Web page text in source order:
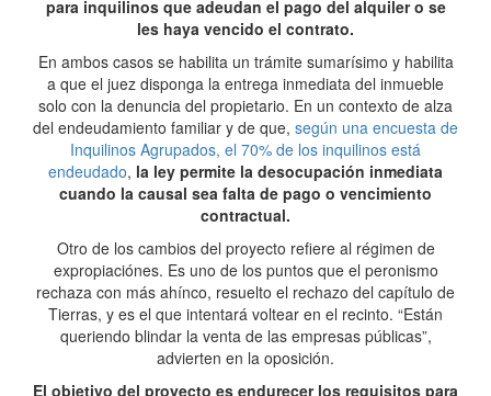
para inquilinos que adeudan el pago del alquiler o se
les haya vencido el contrato.
En ambos casos se habilita un trámite sumarísimo y habilita
a que el juez disponga la entrega inmediata del inmueble
solo con la denuncia del propietario. En un contexto de alza
del endeudamiento familiar y de que, según una encuesta de
Inquilinos Agrupados, el 70% de los inquilinos está
endeudado, la ley permite la desocupación inmediata
cuando la causal sea falta de pago o vencimiento
contractual.
Otro de los cambios del proyecto refiere al régimen de
expropiaciónes. Es uno de los puntos que el peronismo
rechaza con más ahínco, resuelto el rechazo del capítulo de
Tierras, y es el que intentará voltear en el recinto. “Están
queriendo blindar la venta de las empresas públicas”,
advierten en la oposición.
El objetivo del proyecto es endurecer los requisitos para